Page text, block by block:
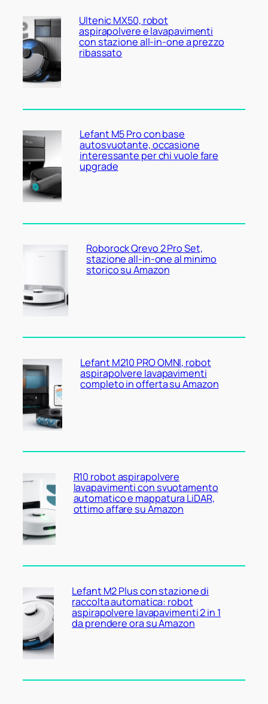
Ultenic MX50, robot
aspirapolvere e lavapavimenti
con stazione all-in-one a prezzo
ribassato
Lefant M5 Pro con base
autosvuotante, occasione
interessante per chi vuole fare
upgrade
Roborock Qrevo 2 Pro Set,
stazione all-in-one al minimo
storico su Amazon
Lefant M210 PRO OMNI, robot
aspirapolvere lavapavimenti
completo in offerta su Amazon
R10 robot aspirapolvere
lavapavimenti con svuotamento
automatico e mappatura LiDAR,
ottimo affare su Amazon
Lefant M2 Plus con stazione di
raccolta automatica: robot
aspirapolvere lavapavimenti 2 in 1
da prendere ora su Amazon